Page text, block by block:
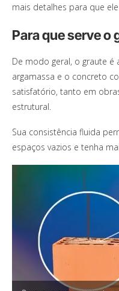
mais detalhes para que ele
Para que serve o
De modo geral, o graute
argamassa e o concreto
satisfatório, tanto em
estrutural.
Sua consistência fluida
espaços vazios e tenha